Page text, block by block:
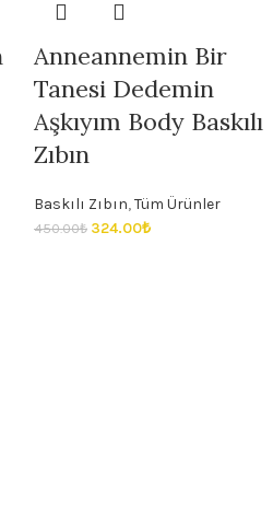
Anneannemin Bir
Tanesi Dedemin
Aşkıyım Body Baskılı
Zıbın
Baskılı Zıbın,Tüm Ürünler
450.00₺ 324.00₺